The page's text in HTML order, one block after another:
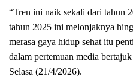
“Tren ini naik sekali dari tahun
tahun 2025 ini melonjaknya
merasa gaya hidup sehat itu
dalam pertemuan media
Selasa (21/4/2026).